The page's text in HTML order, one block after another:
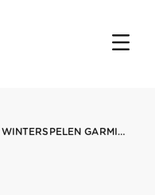
OLYMPISCHE WINTERSPELEN GARMISCHMIN PARTENKIRCHEN 1936 06021936 GARMISCHMIN...